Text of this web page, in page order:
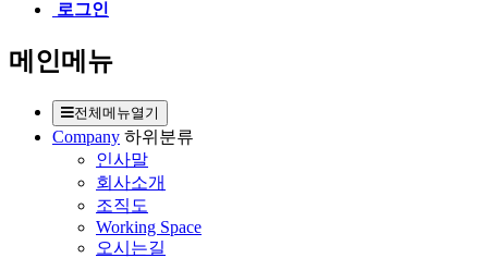
로그인
메인메뉴
전체메뉴열기
Company 하위분류
인사말
회사소개
조직도
Working Space
오시는길